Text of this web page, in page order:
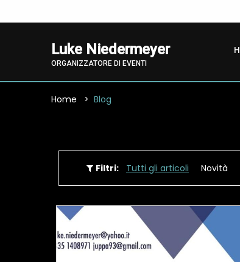
Luke Niedermeyer
ORGANIZZATORE DI EVENTI
Home Blog
Filtri: Tutti gli articoli Novità